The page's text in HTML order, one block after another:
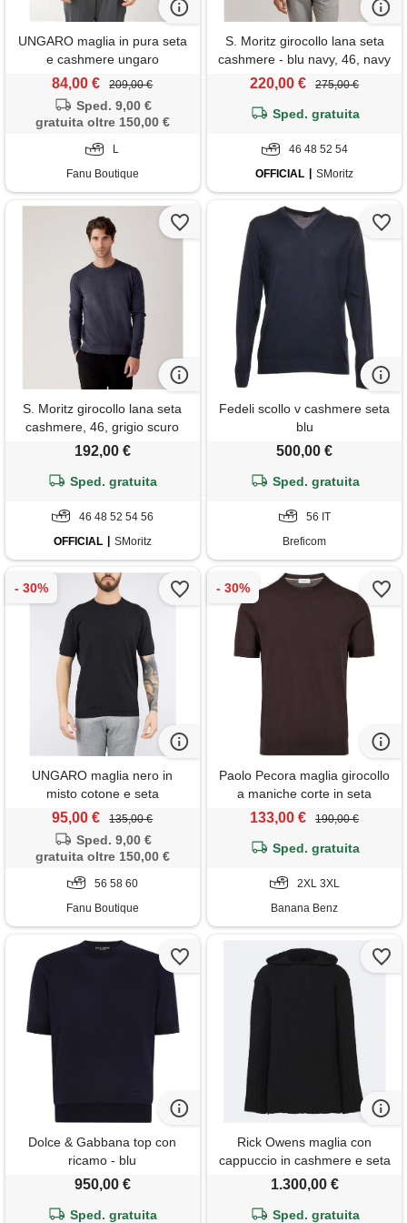
UNGARO maglia in pura seta
e cashmere ungaro
84,00 € 209,00 €
Sped. 9,00 €
gratuita oltre 150,00 €
L
Fanu Boutique
S. Moritz girocollo lana seta
cashmere - blu navy, 46, navy
220,00 € 275,00 €
Sped. gratuita
46 48 52 54
OFFICIAL
SMoritz
S. Moritz girocollo lana seta
cashmere, 46, grigio scuro
sfumato
192,00 €
Sped. gratuita
46 48 52 54 56
OFFICIAL
SMoritz
Fedeli scollo v cashmere seta
blu
500,00 €
Sped. gratuita
56 IT
Breficom
UNGARO maglia nero in
misto cotone e seta
95,00 € 135,00 €
Sped. 9,00 €
gratuita oltre 150,00 €
56 58 60
Fanu Boutique
Paolo Pecora maglia girocollo
a maniche corte in seta
cotone
133,00 € 190,00 €
Sped. gratuita
2XL 3XL
Banana Benz
Dolce & Gabbana top con
ricamo - blu
950,00 €
Sped. gratuita
Rick Owens maglia con
cappuccio in cashmere e seta
1.300,00 €
Sped. gratuita